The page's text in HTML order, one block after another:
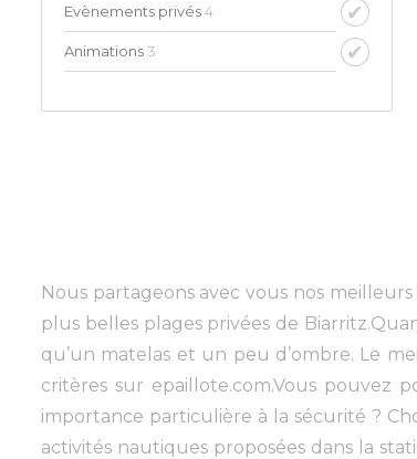
Evènements privés4
Animations 3
Nous partageons avec vous nos
plus belles plages privées de
qu’un matelas et un peu d’ombre. Le
critères sur epaillote.com.Vous pouvez
importance particulière à la sécurité ?
activités nautiques proposées dans la